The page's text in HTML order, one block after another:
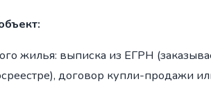
жилья: выписка из ЕГРН
договор купли-продажи